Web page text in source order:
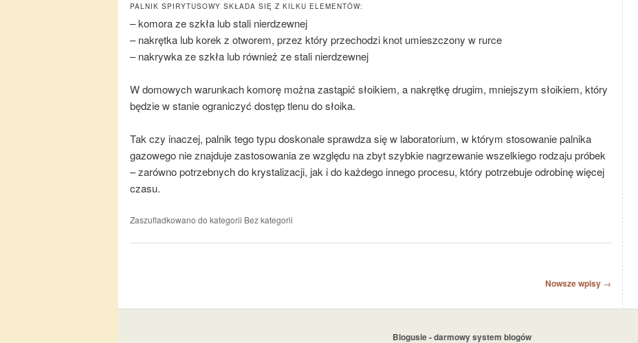
PALNIK SPIRYTUSOWY SKŁADA SIĘ Z KILKU ELEMENTÓW:
– komora ze szkła lub stali nierdzewnej
– nakrętka lub korek z otworem, przez który przechodzi knot umieszczony w rurce
– nakrywka ze szkła lub również ze stali nierdzewnej
W domowych warunkach komorę można zastąpić słoikiem, a nakrętkę drugim, mniejszym słoikiem, który
będzie w stanie ograniczyć dostęp tlenu do słoika.
Tak czy inaczej, palnik tego typu doskonale sprawdza się w laboratorium, w którym stosowanie palnika
gazowego nie znajduje zastosowania ze względu na zbyt szybkie nagrzewanie wszelkiego rodzaju próbek
– zarówno potrzebnych do krystalizacji, jak i do każdego innego procesu, który potrzebuje odrobinę więcej
czasu.
Zaszufladkowano do kategorii Bez kategorii
Nowsze wpisy →
Blogusie - darmowy system blogów